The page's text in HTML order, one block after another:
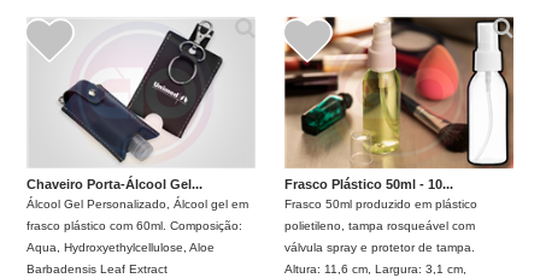
Chaveiro Porta-Álcool Gel...
Álcool Gel Personalizado, Álcool gel em
frasco plástico com 60ml. Composição:
Aqua, Hydroxyethylcellulose, Aloe
Barbadensis Leaf Extract
Frasco Plástico 50ml - 10...
Frasco 50ml produzido em plástico
polietileno, tampa rosqueável com
válvula spray e protetor de tampa.
Altura: 11,6 cm, Largura: 3,1 cm,